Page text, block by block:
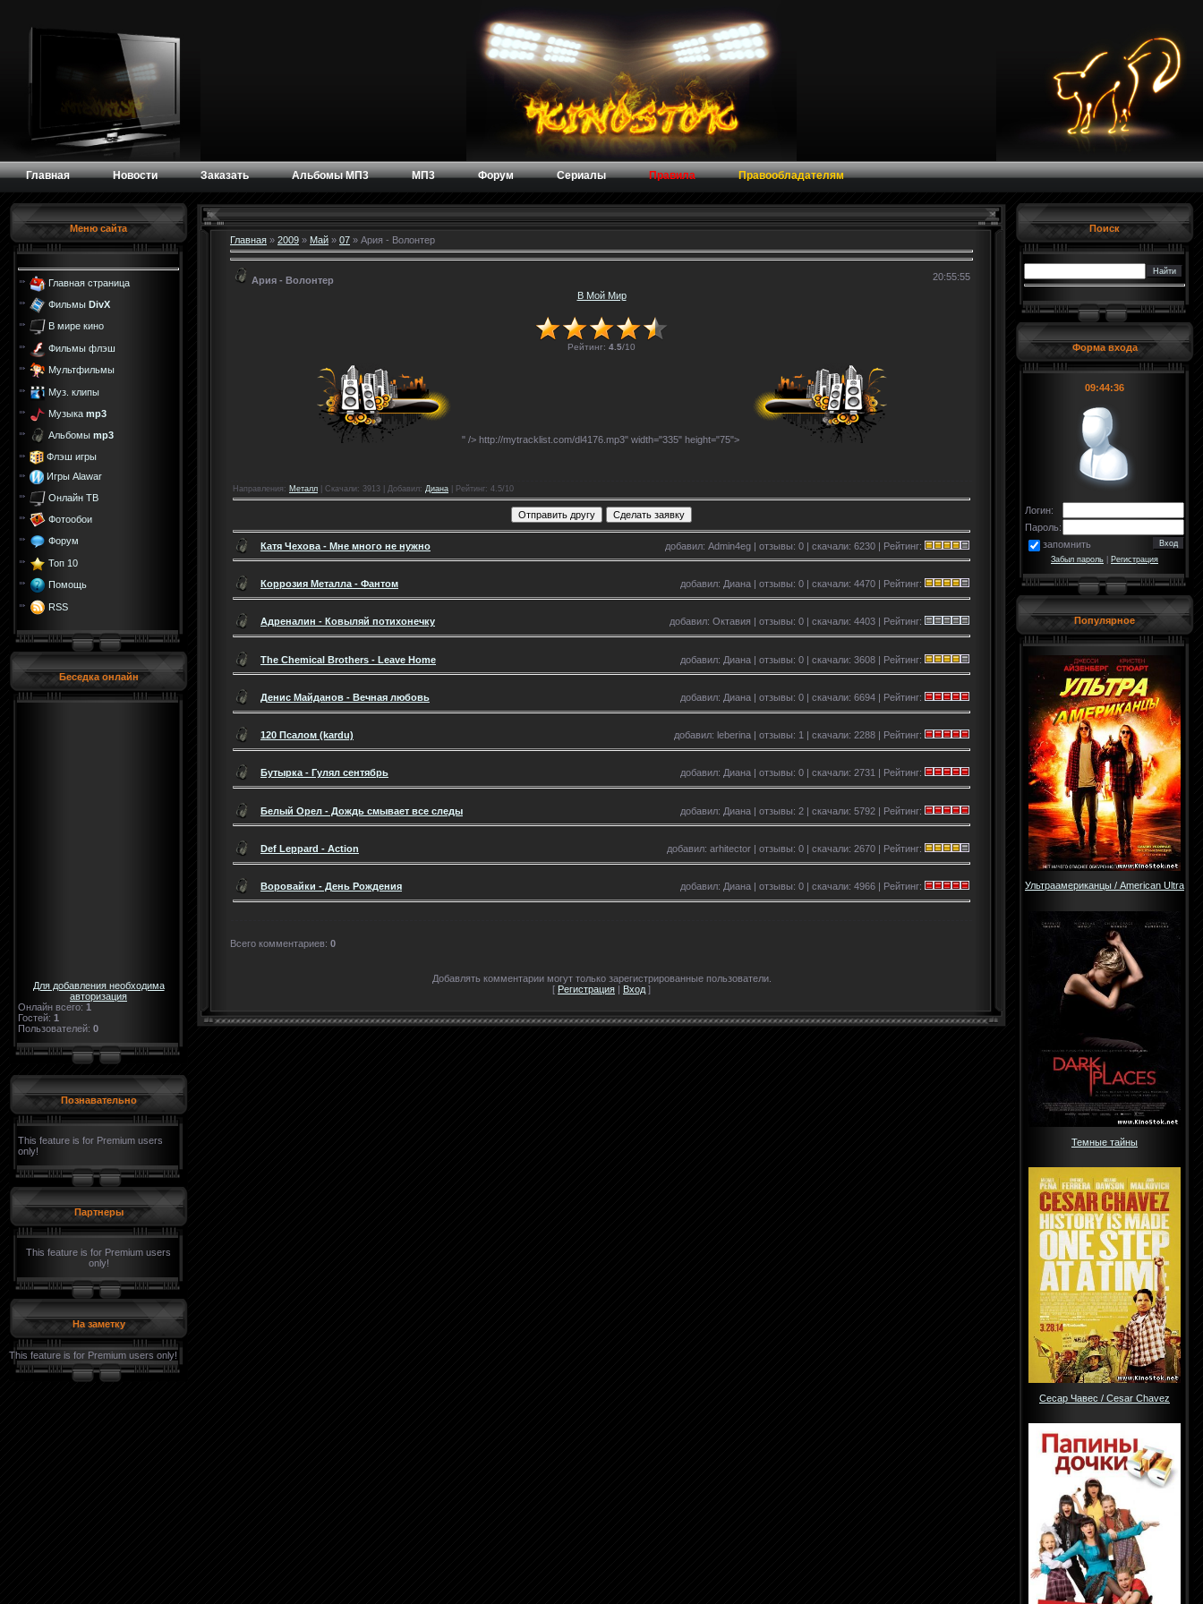
Главная Новости Заказать Альбомы МП3 МП3 Форум Сериалы Правила Правообладателям
Меню сайта
Главная страница
Фильмы DivX
В мире кино
Фильмы флэш
Мультфильмы
Муз. клипы
Музыка mp3
Альбомы mp3
Флэш игры
Игры Alawar
Онлайн ТВ
Фотообои
Форум
Топ 10
Помощь
RSS
Беседка онлайн
Для добавления необходима
авторизация
Онлайн всего: 1
Гостей: 1
Пользователей: 0
Познавательно
This feature is for Premium users
only!
Партнеры
This feature is for Premium users
only!
На заметку
This feature is for Premium users only!
Главная » 2009 » Май » 07 » Ария - Волонтер
Ария - Волонтер
20:55:55
В Мой Мир
Рейтинг: 4.5/10
" /> http://mytracklist.com/dl4176.mp3" width="335" height="75">
Направления : Металл Скачали: 3913 | Добавил: Диана Рейтинг: 4.5/10
Катя Чехова - Мне много не нужно добавил: Admin4eg | отзывы: 0 | скачали: 6230 | Рейтинг:
Коррозия Металла - Фантом добавил: Диана | отзывы: 0 | скачали: 4470 | Рейтинг:
Адреналин - Ковыляй потихонечку добавил: Октавия | отзывы: 0 | скачали: 4403 | Рейтинг:
The Chemical Brothers - Leave Home добавил: Диана | отзывы: 0 | скачали: 3608 | Рейтинг:
Денис Майданов - Вечная любовь добавил: Диана | отзывы: 0 | скачали: 6694 | Рейтинг:
120 Псалом (kardu) добавил: leberina | отзывы: 1 | скачали: 2288 | Рейтинг:
Бутырка - Гулял сентябрь добавил: Диана | отзывы: 0 | скачали: 2731 | Рейтинг:
Белый Орел - Дождь смывает все следы добавил: Диана | отзывы: 2 | скачали: 5792 | Рейтинг:
Def Leppard - Action добавил: arhitector | отзывы: 0 | скачали: 2670 | Рейтинг:
Воровайки - День Рождения добавил: Диана | отзывы: 0 | скачали: 4966 | Рейтинг:
Всего комментариев: 0
Добавлять комментарии могут только зарегистрированные пользователи.
[ Регистрация | Вход ]
Поиск
Форма входа
09:44:36
Логин:
Пароль:
запомнить
Забыл пароль Регистрация
Популярное
Ультраамериканцы / American Ultra
Темные тайны
Сесар Чавес / Cesar Chavez